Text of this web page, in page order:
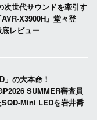
次世代サウンドを牽引す
X3900H』堂々登
レビュー
」の大本命！
SUMMER審査員
Mini LEDを岩井喬